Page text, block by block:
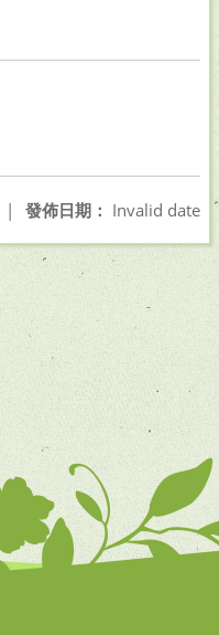
發佈日期： Invalid date
|